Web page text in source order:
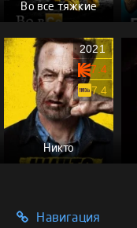
Во все тяжкие
Никто
2021
7.4
7.4
Навигация